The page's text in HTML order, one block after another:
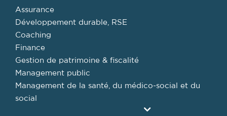
Assurance
Développement durable, RSE
Coaching
Finance
Gestion de patrimoine & fiscalité
Management public
Management de la santé, du médico-social et du
social
Agrandir